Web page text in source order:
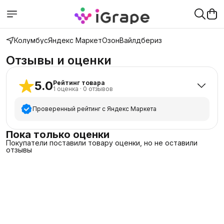
КолумбусЯндекс МаркетОзонВайлдбериз
Отзывы и оценки
5.0Рейтинг товара
1 оценка · 0 отзывов
Проверенный рейтинг с Яндекс Маркета
5 звёзд
1
4 звезды
Пока только оценки
Покупатели поставили товару оценки, но не оставили
отзывы